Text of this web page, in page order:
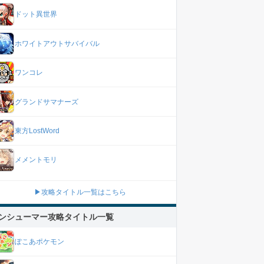
ドット異世界
ホワイトアウトサバイバル
ワンコレ
グランドサマナーズ
東方LostWord
メメントモリ
▶攻略タイトル一覧はこちら
シューマー攻略タイトル一覧
ぽこあポケモン